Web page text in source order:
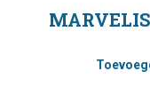
moderne
jeans en/of chino.
MARVELIS